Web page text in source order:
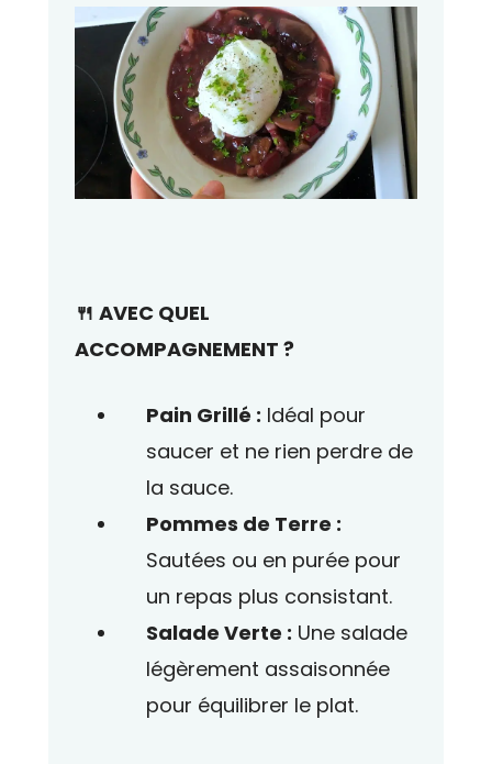
🍴 AVEC QUEL
ACCOMPAGNEMENT ?
Pain Grillé : Idéal pour
saucer et ne rien perdre de
la sauce.
Pommes de Terre :
Sautées ou en purée pour
un repas plus consistant.
Salade Verte : Une salade
légèrement assaisonnée
pour équilibrer le plat.